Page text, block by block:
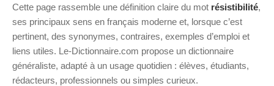
Cette page rassemble une définition claire du mot résistibilité,
ses principaux sens en français moderne et, lorsque c’est
pertinent, des synonymes, contraires, exemples d’emploi et
liens utiles. Le-Dictionnaire.com propose un dictionnaire
généraliste, adapté à un usage quotidien : élèves, étudiants,
rédacteurs, professionnels ou simples curieux.